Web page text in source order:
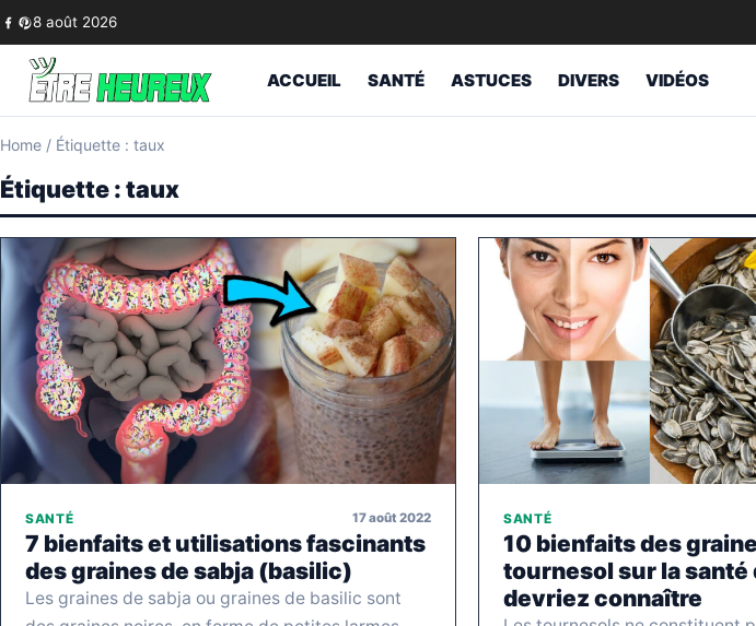
Skip to content
8 août 2026
ACCUEIL SANTÉ ASTUCES DIVERS VIDÉOS
Home / Étiquette : taux
Étiquette :taux
SANTÉ 17 août 2022
7 bienfaits et utilisations fascinants
des graines de sabja (basilic)
Les graines de sabja ou graines de basilic sont
SANTÉ
10 bienfaits des
tournesol sur la santé
devriez connaître